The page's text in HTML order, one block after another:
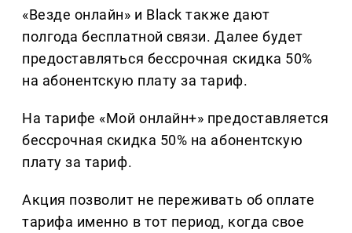
«Везде онлайн» и Black также дают
полгода бесплатной связи. Далее будет
предоставляться бессрочная скидка 50%
на абонентскую плату за тариф.
На тарифе «Мой онлайн+» предоставляется
бессрочная скидка 50% на абонентскую
плату за тариф.
Акция позволит не переживать об оплате
тарифа именно в тот период, когда свое